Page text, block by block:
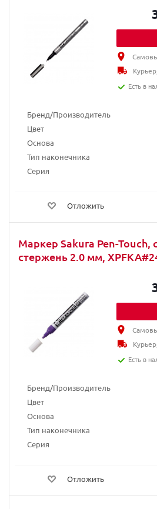
Бренд/Производитель
Цвет
Основа
Тип наконечника
Серия
Отложить
Есть в
Маркер Sakura Pen-Touch,
стержень 2.0 мм,
Бренд/Производитель
Цвет
Основа
Тип наконечника
Серия
Отложить
Есть в